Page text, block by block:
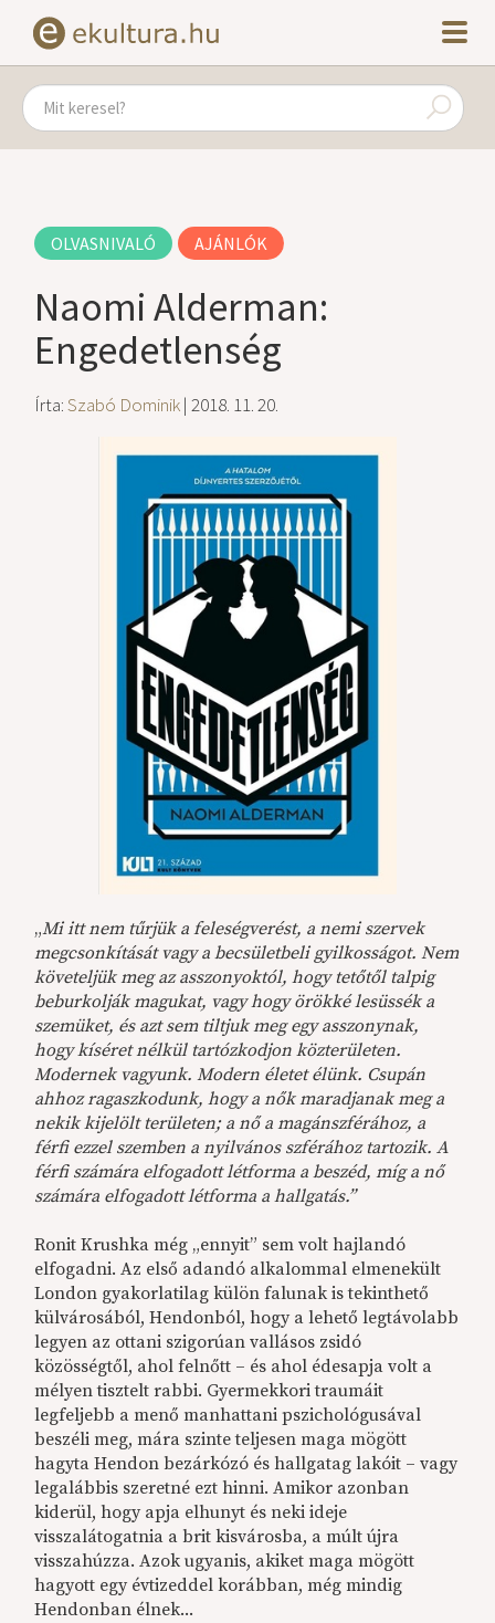
OLVASNIVALÓ AJÁNLÓK
Naomi Alderman:
Engedetlenség
Írta:Szabó Dominik| 2018. 11. 20.
„Mi itt nem tűrjük a feleségverést, a nemi szervek
megcsonkítását vagy a becsületbeli gyilkosságot. Nem
követeljük meg az asszonyoktól, hogy tetőtől talpig
beburkolják magukat, vagy hogy örökké lesüssék a
szemüket, és azt sem tiltjuk meg egy asszonynak,
hogy kíséret nélkül tartózkodjon közterületen.
Modernek vagyunk. Modern életet élünk. Csupán
ahhoz ragaszkodunk, hogy a nők maradjanak meg a
nekik kijelölt területen; a nő a magánszférához, a
férfi ezzel szemben a nyilvános szférához tartozik. A
férfi számára elfogadott létforma a beszéd, míg a nő
számára elfogadott létforma a hallgatás.”
Ronit Krushka még „ennyit” sem volt hajlandó
elfogadni. Az első adandó alkalommal elmenekült
London gyakorlatilag külön falunak is tekinthető
külvárosából, Hendonból, hogy a lehető legtávolabb
legyen az ottani szigorúan vallásos zsidó
közösségtől, ahol felnőtt – és ahol édesapja volt a
mélyen tisztelt rabbi. Gyermekkori traumáit
legfeljebb a menő manhattani pszichológusával
beszéli meg, mára szinte teljesen maga mögött
hagyta Hendon bezárkózó és hallgatag lakóit – vagy
legalábbis szeretné ezt hinni. Amikor azonban
kiderül, hogy apja elhunyt és neki ideje
visszalátogatnia a brit kisvárosba, a múlt újra
visszahúzza. Azok ugyanis, akiket maga mögött
hagyott egy évtizeddel korábban, még mindig
Hendonban élnek...